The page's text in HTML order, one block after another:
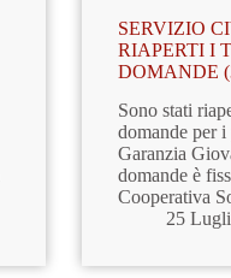
SERVIZIO
RIAPERTI I
DOMANDE
Sono stati
domande per
Garanzia
domande è
Cooperativa
25